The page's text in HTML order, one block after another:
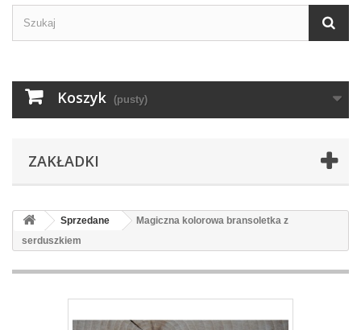
Koszyk (pusty)
ZAKŁADKI
Sprzedane
Magiczna kolorowa bransoletka z
serduszkiem